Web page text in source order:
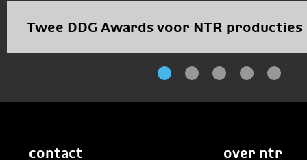
Twee DDG Awards voor NTR producties
contact
over ntr